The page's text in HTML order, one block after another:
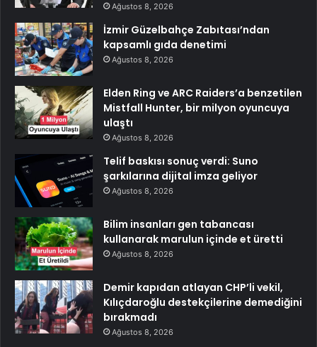
Ağustos 8, 2026
İzmir Güzelbahçe Zabıtası’ndan
kapsamlı gıda denetimi
Ağustos 8, 2026
Elden Ring ve ARC Raiders’a benzetilen
Mistfall Hunter, bir milyon oyuncuya
ulaştı
Ağustos 8, 2026
Telif baskısı sonuç verdi: Suno
şarkılarına dijital imza geliyor
Ağustos 8, 2026
Bilim insanları gen tabancası
kullanarak marulun içinde et üretti
Ağustos 8, 2026
Demir kapıdan atlayan CHP’li vekil,
Kılıçdaroğlu destekçilerine demediğini
bırakmadı
Ağustos 8, 2026